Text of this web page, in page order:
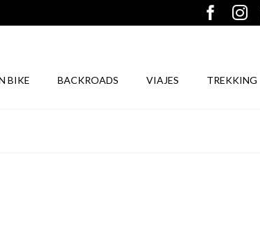
BIKE BACKROADS VIAJES TREKKING